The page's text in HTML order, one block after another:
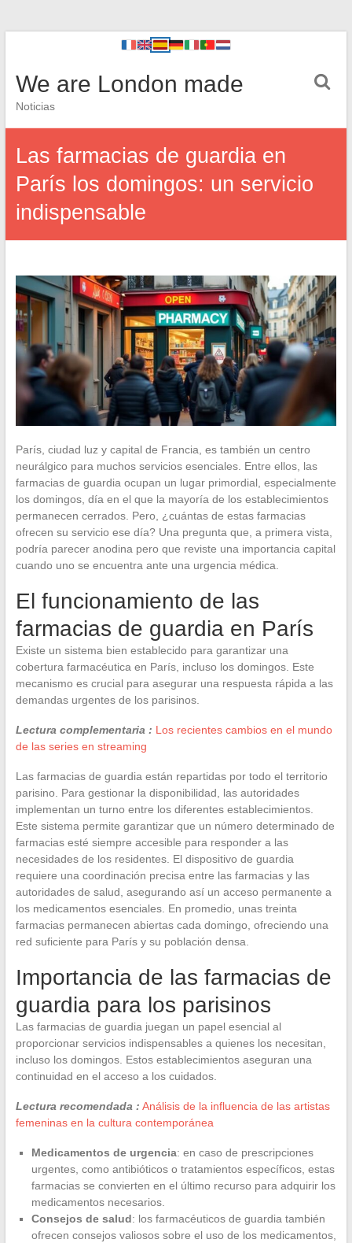
We are London made
Noticias
Las farmacias de guardia en
París los domingos: un servicio
indispensable
París, ciudad luz y capital de Francia, es también un centro
neurálgico para muchos servicios esenciales. Entre ellos, las
farmacias de guardia ocupan un lugar primordial, especialmente
los domingos, día en el que la mayoría de los establecimientos
permanecen cerrados. Pero, ¿cuántas de estas farmacias
ofrecen su servicio ese día? Una pregunta que, a primera vista,
podría parecer anodina pero que reviste una importancia capital
cuando uno se encuentra ante una urgencia médica.
El funcionamiento de las
farmacias de guardia en París
Existe un sistema bien establecido para garantizar una
cobertura farmacéutica en París, incluso los domingos. Este
mecanismo es crucial para asegurar una respuesta rápida a las
demandas urgentes de los parisinos.
Lectura complementaria : Los recientes cambios en el mundo
de las series en streaming
Las farmacias de guardia están repartidas por todo el territorio
parisino. Para gestionar la disponibilidad, las autoridades
implementan un turno entre los diferentes establecimientos.
Este sistema permite garantizar que un número determinado de
farmacias esté siempre accesible para responder a las
necesidades de los residentes. El dispositivo de guardia
requiere una coordinación precisa entre las farmacias y las
autoridades de salud, asegurando así un acceso permanente a
los medicamentos esenciales. En promedio, unas treinta
farmacias permanecen abiertas cada domingo, ofreciendo una
red suficiente para París y su población densa.
Importancia de las farmacias de
guardia para los parisinos
Las farmacias de guardia juegan un papel esencial al
proporcionar servicios indispensables a quienes los necesitan,
incluso los domingos. Estos establecimientos aseguran una
continuidad en el acceso a los cuidados.
Lectura recomendada : Análisis de la influencia de las artistas
femeninas en la cultura contemporánea
Medicamentos de urgencia: en caso de prescripciones
urgentes, como antibióticos o tratamientos específicos, estas
farmacias se convierten en el último recurso para adquirir los
medicamentos necesarios.
Consejos de salud: los farmacéuticos de guardia también
ofrecen consejos valiosos sobre el uso de los medicamentos,